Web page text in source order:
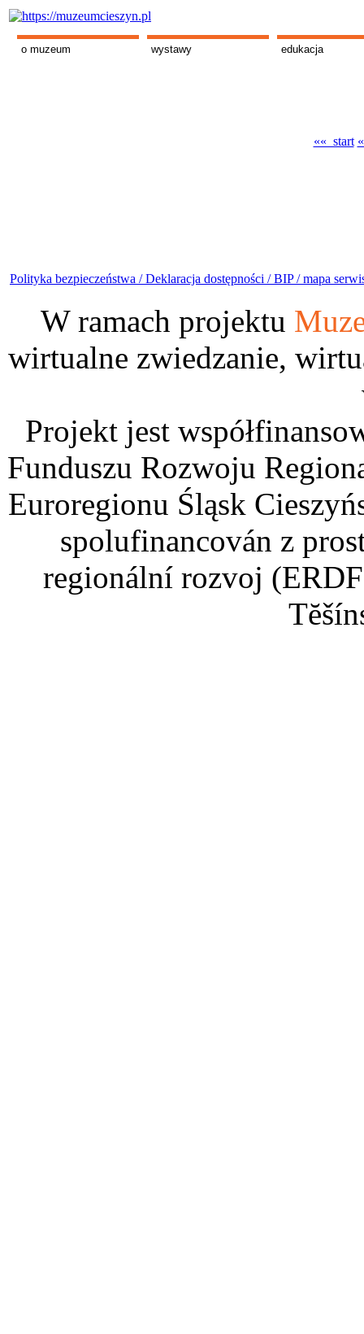
o muzeum wystawy edukacja
«« start
Polityka bezpieczeństwa /Deklaracja dostępności /BIP /mapa
W ramach projektu
wirtualne zwiedzanie,
Projekt jest
Funduszu Rozwoju
Euroregionu Śląsk
spolufinancován z
regionální rozvoj